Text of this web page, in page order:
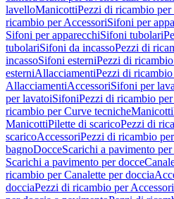
lavelloManicottiPezzi di ricambio
ricambio per AccessoriSifoni per
Sifoni per apparecchiSifoni tubolari
tubolariSifoni da incassoPezzi di
incassoSifoni esterniPezzi di
esterniAllacciamentiPezzi di
AllacciamentiAccessoriSifoni per
per lavatoiSifoniPezzi di ricambio
ricambio per Curve tecnicheManicotti
ManicottiPilette di scaricoPezzi di
scaricoAccessoriPezzi di ricambio
bagnoDocceScarichi a pavimento
Scarichi a pavimento per docce
ricambio per Canalette per doccia
docciaPezzi di ricambio per